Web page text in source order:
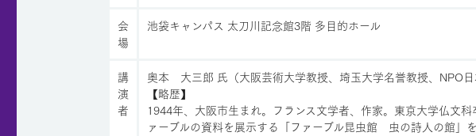
会
場
池袋キャンパス 太刀川記念館3階 多目的ホール
講
演
者
奥本 大三郎 氏（大阪芸術大学教授、埼玉大学名誉教授、NPO日
【略歴】
1944年、大阪市生まれ。フランス文学者、作家。東京大学仏文
ァーブルの資料を展示する「ファーブル昆虫館 虫の詩人の館」